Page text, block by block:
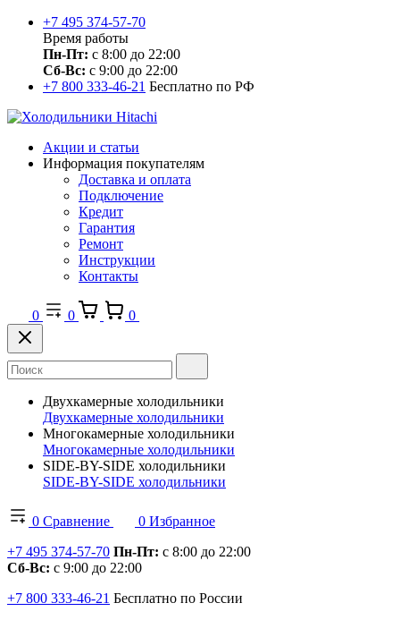
+7 495 374-57-70
Время работы
Пн-Пт: с 8:00 до 22:00
Сб-Вс: с 9:00 до 22:00
+7 800 333-46-21 Бесплатно по РФ
Акции и статьи
Информация покупателям
Доставка и оплата
Подключение
Кредит
Гарантия
Ремонт
Инструкции
Контакты
0 0 0
Двухкамерные холодильники
Двухкамерные холодильники
Многокамерные холодильники
Многокамерные холодильники
SIDE-BY-SIDE холодильники
SIDE-BY-SIDE холодильники
0 Сравнение 0 Избранное
+7 495 374-57-70 Пн-Пт: с 8:00 до 22:00
Сб-Вс: с 9:00 до 22:00
+7 800 333-46-21 Бесплатно по России